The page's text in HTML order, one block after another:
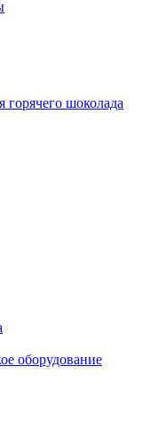
горячего шоколада
оборудование